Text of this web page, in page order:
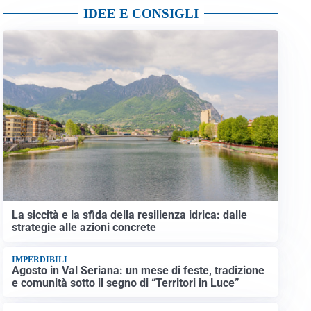
IDEE E CONSIGLI
La siccità e la sfida della resilienza idrica: dalle
strategie alle azioni concrete
IMPERDIBILI
Agosto in Val Seriana: un mese di feste, tradizione
e comunità sotto il segno di “Territori in Luce”